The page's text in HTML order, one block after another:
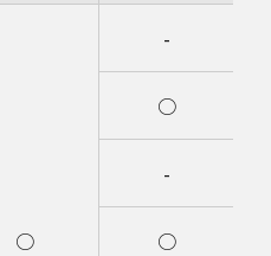
○
-
○
-
○